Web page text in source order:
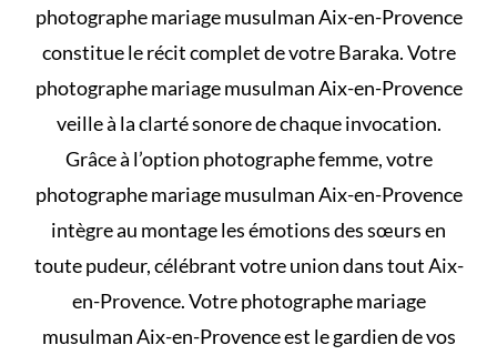
photographe mariage musulman Aix-en-Provence
constitue le récit complet de votre Baraka. Votre
photographe mariage musulman Aix-en-Provence
veille à la clarté sonore de chaque invocation.
Grâce à l’option photographe femme, votre
photographe mariage musulman Aix-en-Provence
intègre au montage les émotions des sœurs en
toute pudeur, célébrant votre union dans tout Aix-
en-Provence. Votre photographe mariage
musulman Aix-en-Provence est le gardien de vos